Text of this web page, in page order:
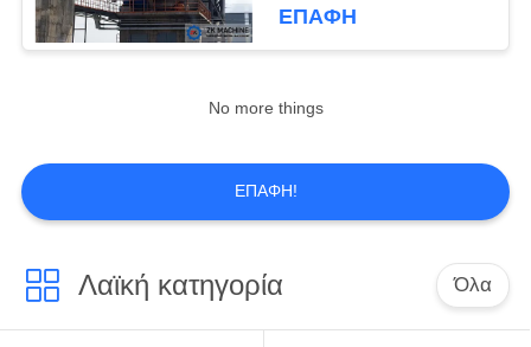
ΕΠΑΦΉ
No more things
ΕΠΑΦΉ!
Λαϊκή κατηγορία Όλα